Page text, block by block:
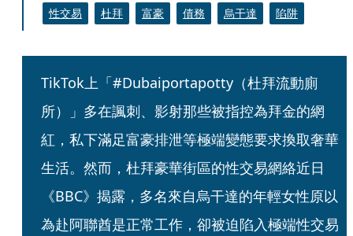
性交易 杜拜 富豪 債務 烏干達 陷阱
TikTok上「#Dubaiportapotty（杜拜流動廁
所）」多在諷刺、影射那些被指控為拜金的網
紅，私下滿足富豪排泄等極端變態要求換取奢華
生活。然而，杜拜豪華街區的性交易網絡近日
《BBC》揭露，多名來自烏干達的年輕女性原以
為赴阿聯酋是正常工作，卻被迫陷入極端性交易